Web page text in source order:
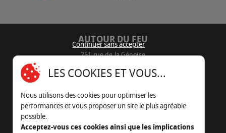
AUTOUR DU FEU
251 rue de la Génoise
05 45 22 98 09
Nous envoyer un e-mail
Continuer sans accepter
LES COOKIES ET VOUS...
Nous utilisons des cookies pour optimiser les
performances et vous proposer un site le plus agréable
possible.
Acceptez-vous ces cookies ainsi que les implications